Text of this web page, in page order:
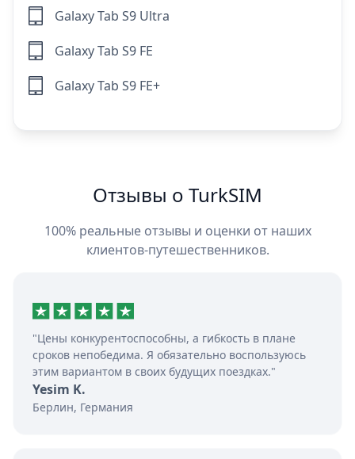
Galaxy Tab S9 Ultra
Galaxy Tab S9 FE
Galaxy Tab S9 FE+
Отзывы о TurkSIM
100% реальные отзывы и оценки от наших
клиентов-путешественников.
"Цены конкурентоспособны, а гибкость в плане
сроков непобедима. Я обязательно воспользуюсь
этим вариантом в своих будущих поездках."
Yesim K.
Берлин, Германия